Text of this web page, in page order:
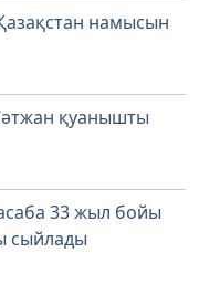
намысын
қуанышты
33 жыл бойы
сыйлады